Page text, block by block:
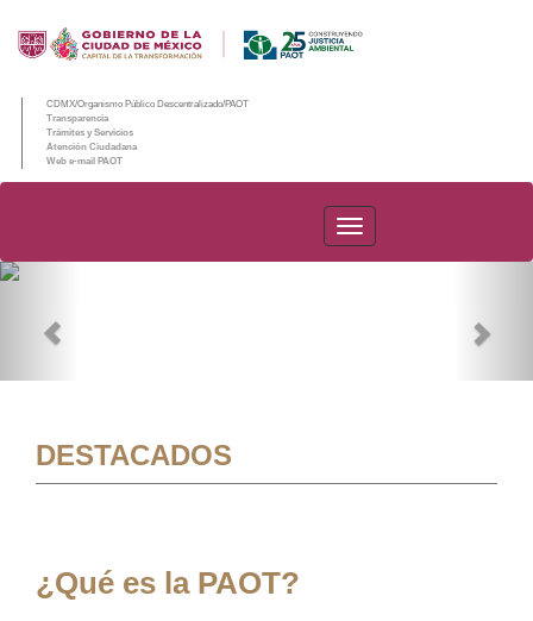
CDMX/Organismo Público Descentralizado/PAOT
Transparencia
Trámites y Servicios
Atención Ciudadana
Web e-mail PAOT
PAOT
DESTACADOS
¿Qué es la PAOT?